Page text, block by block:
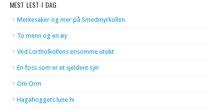
MEST LEST I DAG
Merkesaker og mer på Smedmyrkollen
To menn og en øy
Ved Lortholkollens ensomme utsikt
En foss som er et sjeldent syn
Om Orm
Hagahoggets lune hi